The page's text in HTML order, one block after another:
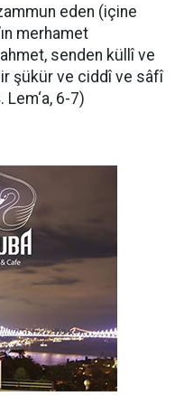
eden (içine
merhamet
senden küllî ve
şükür ve ciddî ve sâfî
Lem‘a, 6-7)